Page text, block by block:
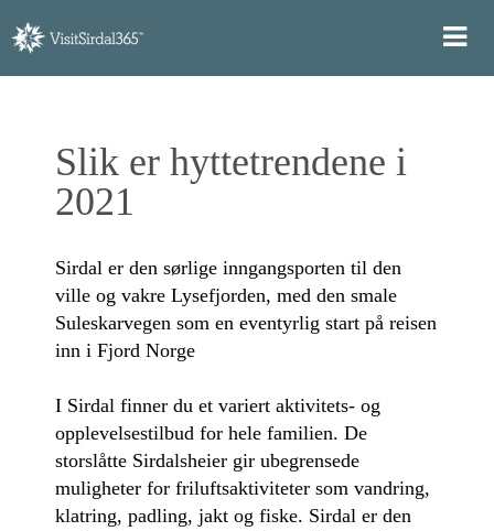
Slik er hyttetrendene i
2021
Sirdal er den sørlige inngangsporten til den
ville og vakre Lysefjorden, med den smale
Suleskarvegen som en eventyrlig start på reisen
inn i Fjord Norge
I Sirdal finner du et variert aktivitets- og
opplevelsestilbud for hele familien. De
storslåtte Sirdalsheier gir ubegrensede
muligheter for friluftsaktiviteter som vandring,
klatring, padling, jakt og fiske. Sirdal er den